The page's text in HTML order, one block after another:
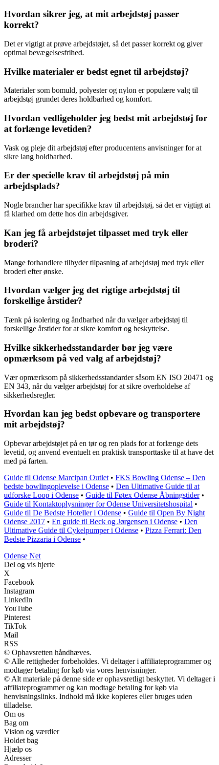
Hvordan sikrer jeg, at mit arbejdstøj passer
korrekt?
Det er vigtigt at prøve arbejdstøjet, så det passer korrekt og giver
optimal bevægelsesfrihed.
Hvilke materialer er bedst egnet til arbejdstøj?
Materialer som bomuld, polyester og nylon er populære valg til
arbejdstøj grundet deres holdbarhed og komfort.
Hvordan vedligeholder jeg bedst mit arbejdstøj for
at forlænge levetiden?
Vask og pleje dit arbejdstøj efter producentens anvisninger for at
sikre lang holdbarhed.
Er der specielle krav til arbejdstøj på min
arbejdsplads?
Nogle brancher har specifikke krav til arbejdstøj, så det er vigtigt at
få klarhed om dette hos din arbejdsgiver.
Kan jeg få arbejdstøjet tilpasset med tryk eller
broderi?
Mange forhandlere tilbyder tilpasning af arbejdstøj med tryk eller
broderi efter ønske.
Hvordan vælger jeg det rigtige arbejdstøj til
forskellige årstider?
Tænk på isolering og åndbarhed når du vælger arbejdstøj til
forskellige årstider for at sikre komfort og beskyttelse.
Hvilke sikkerhedsstandarder bør jeg være
opmærksom på ved valg af arbejdstøj?
Vær opmærksom på sikkerhedsstandarder såsom EN ISO 20471 og
EN 343, når du vælger arbejdstøj for at sikre overholdelse af
sikkerhedsregler.
Hvordan kan jeg bedst opbevare og transportere
mit arbejdstøj?
Opbevar arbejdstøjet på en tør og ren plads for at forlænge dets
levetid, og anvend eventuelt en praktisk transporttaske til at have det
med på farten.
Guide til Odense Marcipan Outlet • FKS Bowling Odense – Den
bedste bowlingoplevelse i Odense • Den Ultimative Guide til at
udforske Loop i Odense • Guide til Føtex Odense Åbningstider•
Guide til Kontaktoplysninger for Odense Universitetshospital •
Guide til De Bedste Hoteller i Odense • Guide til Open By Night
Odense 2017 • En guide til Beck og Jørgensen i Odense • Den
Ultimative Guide til Cykelpumper i Odense • Pizza Ferrari: Den
Bedste Pizzaria i Odense •
Odense Net
Del og vis hjerte
X
Facebook
Instagram
LinkedIn
YouTube
Pinterest
TikTok
Mail
RSS
© Ophavsretten håndhæves.
© Alle rettigheder forbeholdes. Vi deltager i affiliateprogrammer og
modtager betaling for køb via vores henvisninger.
© Alt materiale på denne side er ophavsretligt beskyttet. Vi deltager i
affiliateprogrammer og kan modtage betaling for køb via
henvisningslinks. Indhold må ikke kopieres eller bruges uden
tilladelse.
Om os
Bag om
Vision og værdier
Holdet bag
Hjælp os
Adresser